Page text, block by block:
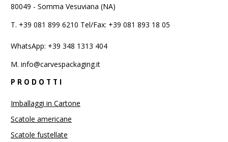
80049 - Somma Vesuviana (NA)
T. +39 081 899 6210 Tel/Fax: +39 081 893 18 05
WhatsApp: +39 348 1313 404
M. info@carvespackaging.it
PRODOTTI
Imballaggi in Cartone
Scatole americane
Scatole fustellate